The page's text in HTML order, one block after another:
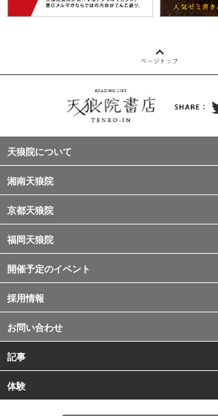
天狼院について
湘南天狼院
京都天狼院
福岡天狼院
開催予定のイベント
採用情報
お問い合わせ
記事
体験